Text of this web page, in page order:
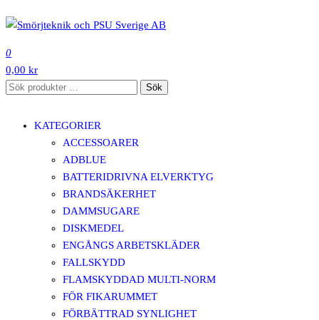
till
innehåll
0
0,00 kr
Sök
Sök
KATEGORIER
ACCESSOARER
ADBLUE
BATTERIDRIVNA ELVERKTYG
BRANDSÄKERHET
DAMMSUGARE
DISKMEDEL
ENGÅNGS ARBETSKLÄDER
FALLSKYDD
FLAMSKYDDAD MULTI-NORM
FÖR FIKARUMMET
FÖRBÄTTRAD SYNLIGHET